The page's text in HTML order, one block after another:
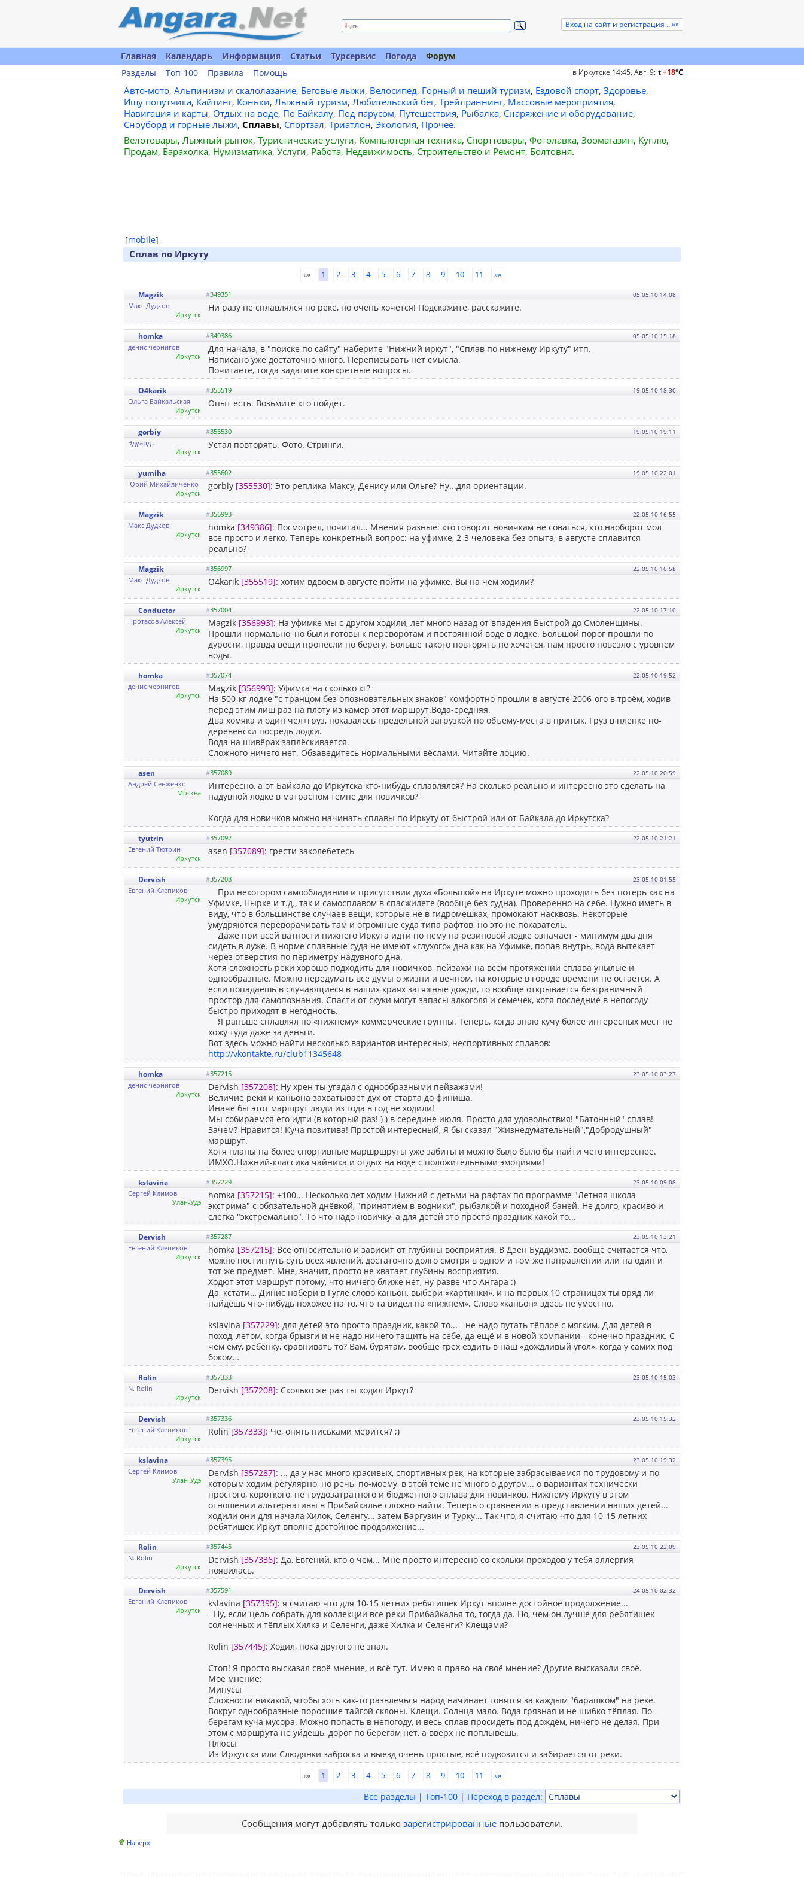
Вход на сайт и регистрация ...»»
Главная Календарь Информация Статьи Турсервис Погода
Форум
Разделы
Топ-100 Правила Помощь в Иркутске 14:45, Авг. 9: t+18°C
Авто-мото, Альпинизм и скалолазание, Беговые лыжи, Велосипед, Горный и пеший туризм, Ездовой спорт, Здоровье,
Ищу попутчика, Кайтинг, Коньки, Лыжный туризм, Любительский бег, Трейлраннинг, Массовые мероприятия,
Навигация и карты, Отдых на воде, По Байкалу, Под парусом, Путешествия, Рыбалка, Снаряжение и оборудование,
Сноуборд и горные лыжи, Сплавы, Спортзал, Триатлон, Экология, Прочее.
Велотовары, Лыжный рынок, Туристические услуги, Компьютерная техника, Спорттовары, Фотолавка, Зоомагазин, Куплю,
Продам, Барахолка, Нумизматика, Услуги, Работа, Недвижимость, Строительство и Ремонт, Болтовня.
[mobile]
Сплав по Иркуту
«« 1 2 3 4 5 6 7 8 9 10 11 »»
05.05.10 14:08
Magzik #349351
Макс Дудков
Иркутск
Ни разу не сплавлялся по реке, но очень хочется! Подскажите, расскажите.
05.05.10 15:18
homka #349386
денис чернигов
Иркутск
Для начала, в "поиске по сайту" наберите "Нижний иркут", "Сплав по нижнему Иркуту" итп.
Написано уже достаточно много. Переписывать нет смысла.
Почитаете, тогда задатите конкретные вопросы.
19.05.10 18:30
O4karik #355519
Ольга Байкальская
Иркутск
Опыт есть. Возьмите кто пойдет.
19.05.10 19:11
gorbiy #355530
Эдуард .
Иркутск
Устал повторять. Фото. Стринги.
19.05.10 22:01
yumiha #355602
Юрий Михайличенко
Иркутск
gorbiy [355530]: Это реплика Максу, Денису или Ольге? Ну...для ориентации.
22.05.10 16:55
Magzik #356993
Макс Дудков
Иркутск
homka [349386]: Посмотрел, почитал... Мнения разные: кто говорит новичкам не соваться, кто наоборот мол
все просто и легко. Теперь конкретный вопрос: на уфимке, 2-3 человека без опыта, в августе сплавится
реально?
22.05.10 16:58
Magzik #356997
Макс Дудков
Иркутск
O4karik [355519]: хотим вдвоем в августе пойти на уфимке. Вы на чем ходили?
22.05.10 17:10
Conductor #357004
Протасов Алексей
Иркутск
Magzik [356993]: На уфимке мы с другом ходили, лет много назад от впадения Быстрой до Смоленщины.
Прошли нормально, но были готовы к переворотам и постоянной воде в лодке. Большой порог прошли по
дурости, правда вещи пронесли по берегу. Больше такого повторять не хочется, нам просто повезло с уровнем
воды.
22.05.10 19:52
homka #357074
денис чернигов
Иркутск
Magzik [356993]: Уфимка на сколько кг?
На 500-кг лодке "с транцом без опозновательных знаков" комфортно прошли в августе 2006-ого в троём, ходив
перед этим лиш раз на плоту из камер этот маршрут.Вода-средняя.
Два хомяка и один чел+груз, показалось предельной загрузкой по объёму-места в притык. Груз в плёнке по-
деревенски посредь лодки.
Вода на шивёрах заплёскивается.
Сложного ничего нет. Обзаведитесь нормальными вёслами. Читайте лоцию.
22.05.10 20:59
asen #357089
Андрей Сенженко
Москва
Интересно, а от Байкала до Иркутска кто-нибудь сплавлялся? На сколько реально и интересно это сделать на
надувной лодке в матрасном темпе для новичков?
Когда для новичков можно начинать сплавы по Иркуту от быстрой или от Байкала до Иркутска?
22.05.10 21:21
tyutrin #357092
Евгений Тютрин
Иркутск
asen [357089]: грести заколебетесь
23.05.10 01:55
Dervish #357208
Евгений Клепиков
Иркутск
При некотором самообладании и присутствии духа «Большой» на Иркуте можно проходить без потерь как на
Уфимке, Нырке и т.д., так и самосплавом в спасжилете (вообще без судна). Проверенно на себе. Нужно иметь в
виду, что в большинстве случаев вещи, которые не в гидромешках, промокают насквозь. Некоторые
умудряются переворачивать там и огромные суда типа рафтов, но это не показатель.
Даже при всей ватности нижнего Иркута идти по нему на резиновой лодке означает - минимум два дня
сидеть в луже. В норме сплавные суда не имеют «глухого» дна как на Уфимке, попав внутрь, вода вытекает
через отверстия по периметру надувного дна.
Хотя сложность реки хорошо подходить для новичков, пейзажи на всём протяжении сплава унылые и
однообразные. Можно передумать все думы о жизни и вечном, на которые в городе времени не остаётся. А
если попадаешь в случающиеся в наших краях затяжные дожди, то вообще открывается безграничный
простор для самопознания. Спасти от скуки могут запасы алкоголя и семечек, хотя последние в непогоду
быстро приходят в негодность.
Я раньше сплавлял по «нижнему» коммерческие группы. Теперь, когда знаю кучу более интересных мест не
хожу туда даже за деньги.
Вот здесь можно найти несколько вариантов интересных, неспортивных сплавов:
http://vkontakte.ru/club11345648
23.05.10 03:27
homka #357215
денис чернигов
Иркутск
Dervish [357208]: Ну хрен ты угадал с однообразными пейзажами!
Величие реки и каньона захватывает дух от старта до финиша.
Иначе бы этот маршрут люди из года в год не ходили!
Мы собираемся его идти (в который раз! ) ) в середине июля. Просто для удовольствия! "Батонный" сплав!
Зачем?-Нравится! Куча позитива! Простой интересный, Я бы сказал "Жизнедумательный","Добродушный"
маршрут.
Хотя планы на более спортивные маршршруты уже забиты и можно было было бы найти чего интереснее.
ИМХО.Нижний-классика чайника и отдых на воде с положительными эмоциями!
23.05.10 09:08
kslavina #357229
Сергей Климов
Улан-Удэ
homka [357215]: +100... Несколько лет ходим Нижний с детьми на рафтах по программе "Летняя школа
экстрима" с обязательной днёвкой, "принятием в водники", рыбалкой и походной баней. Не долго, красиво и
слегка "экстремально". То что надо новичку, а для детей это просто праздник какой то...
23.05.10 13:21
Dervish #357287
Евгений Клепиков
Иркутск
homka [357215]: Всё относительно и зависит от глубины восприятия. В Дзен Буддизме, вообще считается что,
можно постигнуть суть всех явлений, достаточно долго смотря в одном и том же направлении или на один и
тот же предмет. Мне, значит, просто не хватает глубины восприятия.
Ходют этот маршрут потому, что ничего ближе нет, ну разве что Ангара :)
Да, кстати… Динис набери в Гугле слово каньон, выбери «картинки», и на первых 10 страницах ты вряд ли
найдёшь что-нибудь похожее на то, что та видел на «нижнем». Слово «каньон» здесь не уместно.
kslavina [357229]: для детей это просто праздник, какой то... - не надо путать тёплое с мягким. Для детей в
поход, летом, когда брызги и не надо ничего тащить на себе, да ещё и в новой компании - конечно праздник. С
чем ему, ребёнку, сравнивать то? Вам, бурятам, вообще грех ездить в наш «дождливый угол», когда у самих под
боком…
23.05.10 15:03
Rolin #357333
N. Rolin
Иркутск
Dervish [357208]: Сколько же раз ты ходил Иркут?
23.05.10 15:32
Dervish #357336
Евгений Клепиков
Иркутск
Rolin [357333]: Чё, опять письками мерится? ;)
23.05.10 19:32
kslavina #357395
Сергей Климов
Улан-Удэ
Dervish [357287]: ... да у нас много красивых, спортивных рек, на которые забрасываемся по трудовому и по
которым ходим регулярно, но речь, по-моему, в этой теме не много о другом... о вариантах технически
простого, короткого, не трудозатратного и бюджетного сплава для новичков. Нижнему Иркуту в этом
отношении альтернативы в Прибайкалье сложно найти. Теперь о сравнении в представлении наших детей...
ходили они для начала Хилок, Селенгу... затем Баргузин и Турку... Так что, я считаю что для 10-15 летних
ребятишек Иркут вполне достойное продолжение...
23.05.10 22:09
Rolin #357445
N. Rolin
Иркутск
Dervish [357336]: Да, Евгений, кто о чём... Мне просто интересно со скольки проходов у тебя аллергия
появилась.
24.05.10 02:32
Dervish #357591
Евгений Клепиков
Иркутск
kslavina [357395]: я считаю что для 10-15 летних ребятишек Иркут вполне достойное продолжение...
- Ну, если цель собрать для коллекции все реки Прибайкалья то, тогда да. Но, чем он лучше для ребятишек
солнечных и тёплых Хилка и Селенги, даже Хилка и Селенги? Клещами?
Rolin [357445]: Ходил, пока другого не знал.
Стоп! Я просто высказал своё мнение, и всё тут. Имею я право на своё мнение? Другие высказали своё.
Моё мнение:
Минусы
Сложности никакой, чтобы хоть как-то развлечься народ начинает гонятся за каждым "барашком" на реке.
Вокруг однообразные поросшие тайгой склоны. Клещи. Солнца мало. Вода грязная и не шибко тёплая. По
берегам куча мусора. Можно попасть в непогоду, и весь сплав просидеть под дождём, ничего не делая. При
этом с маршрута не уйдёшь, дорог по берегам нет, а вверх не поплывёшь.
Плюсы
Из Иркутска или Слюдянки заброска и выезд очень простые, всё подвозится и забирается от реки.
«« 1 2 3 4 5 6 7 8 9 10 11 »»
Все разделы | Топ-100 | Переход в раздел:
Сообщения могут добавлять только зарегистрированныепользователи.
Наверх